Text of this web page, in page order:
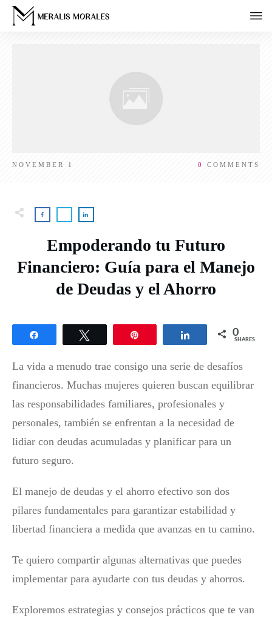
NOVEMBER 1 0 COMMENTS
Empoderando tu Futuro
Financiero: Guía para el Manejo
de Deudas y el Ahorro
Share 0
SHARES
La vida a menudo trae consigo una serie de desafíos
financieros. Muchas mujeres quieren buscan equilibrar
las responsabilidades familiares, profesionales y
personales, también se enfrentan a la necesidad de
lidiar con deudas acumuladas y planificar para un
futuro seguro.
El manejo de deudas y el ahorro efectivo son dos
pilares fundamentales para garantizar estabilidad y
libertad financiera a medida que avanzas en tu camino.
Te quiero compartir algunas alternativas que puedes
implementar para ayudarte con tus deudas y ahorros.
Exploremos estrategias y consejos prácticos que te van